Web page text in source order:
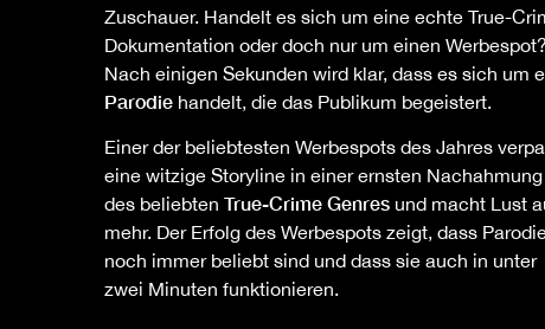
Zuschauer. Handelt es sich um eine echte True-
Dokumentation oder doch nur um einen Werbespot?
Nach einigen Sekunden wird klar, dass es sich um
Parodie handelt, die das Publikum begeistert.
Einer der beliebtesten Werbespots des Jahres
eine witzige Storyline in einer ernsten Nachahmung
des beliebten True-Crime Genres und macht Lust
mehr. Der Erfolg des Werbespots zeigt, dass
noch immer beliebt sind und dass sie auch in unter
zwei Minuten funktionieren.